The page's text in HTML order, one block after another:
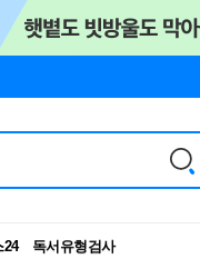
24
독서유형검사